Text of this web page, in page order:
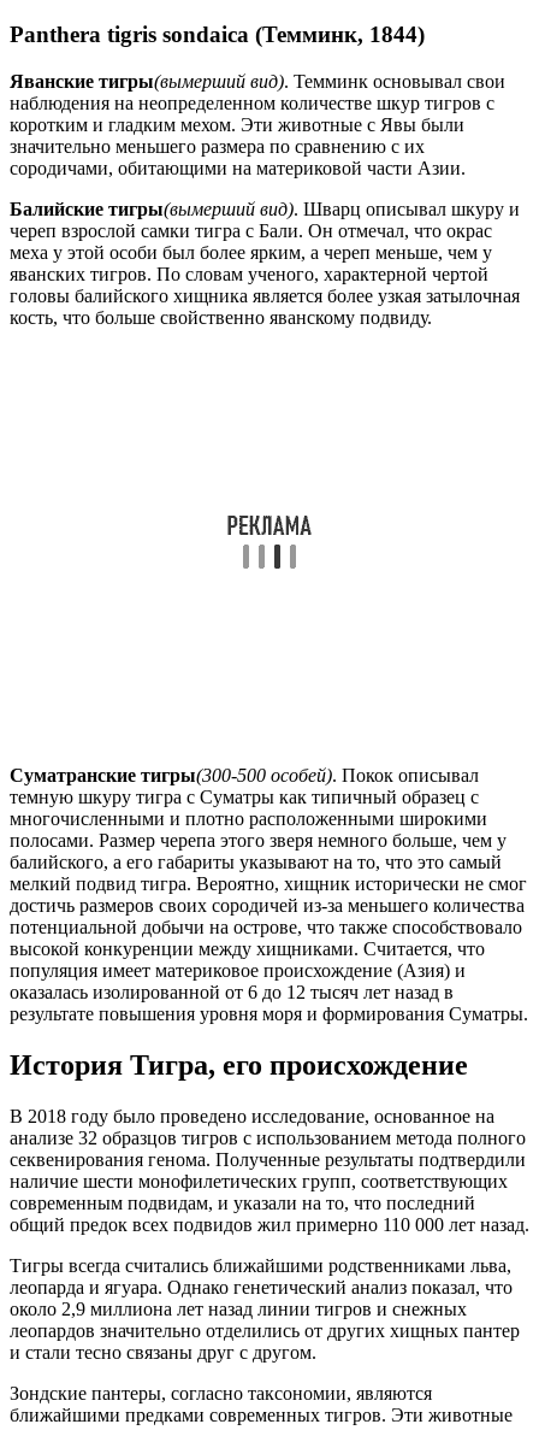
Panthera tigris sondaica (Темминк, 1844)
Яванские тигры(вымерший вид). Темминк основывал свои
наблюдения на неопределенном количестве шкур тигров с
коротким и гладким мехом. Эти животные с Явы были
значительно меньшего размера по сравнению с их
сородичами, обитающими на материковой части Азии.
Балийские тигры(вымерший вид). Шварц описывал шкуру и
череп взрослой самки тигра с Бали. Он отмечал, что окрас
меха у этой особи был более ярким, а череп меньше, чем у
яванских тигров. По словам ученого, характерной чертой
головы балийского хищника является более узкая затылочная
кость, что больше свойственно яванскому подвиду.
Суматранские тигры(300-500 особей). Покок описывал
темную шкуру тигра с Суматры как типичный образец с
многочисленными и плотно расположенными широкими
полосами. Размер черепа этого зверя немного больше, чем у
балийского, а его габариты указывают на то, что это самый
мелкий подвид тигра. Вероятно, хищник исторически не смог
достичь размеров своих сородичей из-за меньшего количества
потенциальной добычи на острове, что также способствовало
высокой конкуренции между хищниками. Считается, что
популяция имеет материковое происхождение (Азия) и
оказалась изолированной от 6 до 12 тысяч лет назад в
результате повышения уровня моря и формирования Суматры.
История Тигра, его происхождение
В 2018 году было проведено исследование, основанное на
анализе 32 образцов тигров с использованием метода полного
секвенирования генома. Полученные результаты подтвердили
наличие шести монофилетических групп, соответствующих
современным подвидам, и указали на то, что последний
общий предок всех подвидов жил примерно 110 000 лет назад.
Тигры всегда считались ближайшими родственниками льва,
леопарда и ягуара. Однако генетический анализ показал, что
около 2,9 миллиона лет назад линии тигров и снежных
леопардов значительно отделились от других хищных пантер
и стали тесно связаны друг с другом.
Зондские пантеры, согласно таксономии, являются
ближайшими предками современных тигров. Эти животные